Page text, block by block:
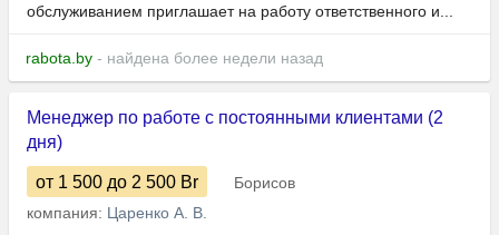
обслуживанием приглашает на работу ответственного и...
rabota.by - найдена более недели назад
Менеджер по работе с постоянными клиентами (2
дня)
от 1 500 до 2 500 Br
Борисов
компания: Царенко А. В.